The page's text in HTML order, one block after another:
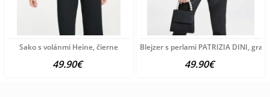
Sako s volánmi Heine, čierne
49.90€
Blejzer s perlami PATRIZIA DINI,
49.90€